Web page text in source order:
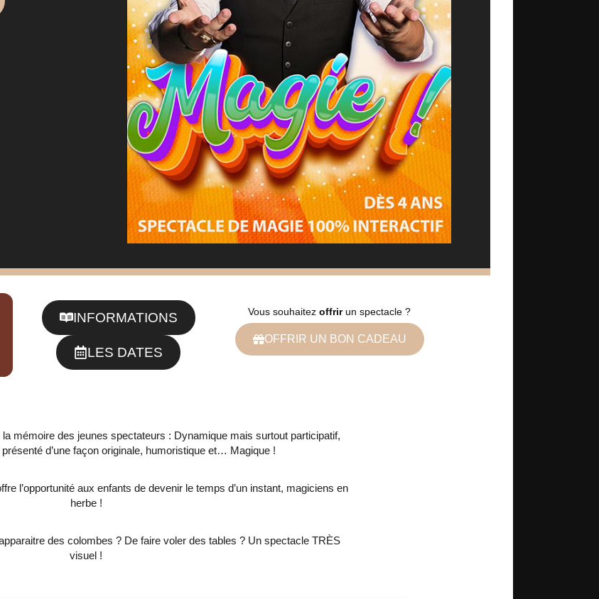
INFORMATIONS
LES DATES
Vous souhaitez offrirun spectacle ?
OFFRIR UN BON CADEAU
mémoire des jeunes spectateurs : Dynamique mais surtout participatif,
d’une façon originale, humoristique et… Magique !
l’opportunité aux enfants de devenir le temps d’un instant, magiciens en
herbe !
des colombes ? De faire voler des tables ? Un spectacle TRÈS
visuel !